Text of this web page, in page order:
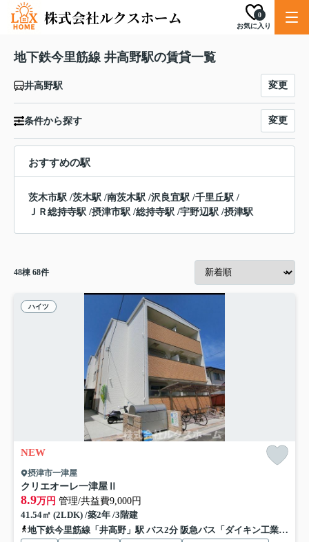
お気に入り
0
地下鉄今里筋線 井高野駅の賃貸一覧
井高野駅 変更
条件から探す 変更
おすすめの駅
茨木市駅 /茨木駅 /南茨木駅 /沢良宜駅 /千里丘駅 /
ＪＲ総持寺駅 /摂津市駅 /総持寺駅 /宇野辺駅 /摂津駅
48棟 68件
ハイツ
NEW
摂津市一津屋
クリエオーレ一津屋Ⅱ
8.9万円 管理/共益費9,000円
41.54㎡ (2LDK) /築2年 /3階建
地下鉄今里筋線「井高野」駅 バス2分 阪急バス「ダイキン工業前」 停歩2分